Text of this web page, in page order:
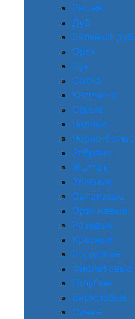
Вишня
Дуб
Беленый дуб
Орех
Бук
Сосна
Капучино
Серые
Черные
Черно-белые
Зебрано
Желтые
Зеленые
Салатовые
Оранжевые
Розовые
Красные
Бордовые
Фиолетовые
Голубые
Бирюзовые
Синие